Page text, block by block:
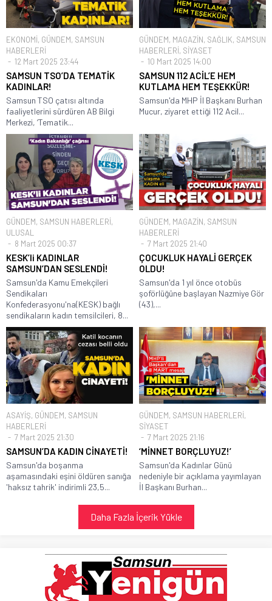
EKONOMİ, GÜNDEM, SAMSUN
HABERLERİ
12 Mart 2025 23:44
SAMSUN TSO’DA TEMATİK
KADINLAR!
Samsun TSO çatısı altında
faaliyetlerini sürdüren AB Bilgi
Merkezi, ‘Tematik...
GÜNDEM, MAGAZİN, SAĞLIK, SAMSUN
HABERLERİ, SİYASET
10 Mart 2025 14:00
SAMSUN 112 ACİL’E HEM
KUTLAMA HEM TEŞEKKÜR!
Samsun'da MHP İl Başkanı Burhan
Mucur, ziyaret ettiği 112 Acil...
GÜNDEM, SAMSUN HABERLERİ,
ULUSAL
8 Mart 2025 00:37
KESK’li KADINLAR
SAMSUN’DAN SESLENDİ!
Samsun'da Kamu Emekçileri
Sendikaları
Konfederasyonu'na(KESK) bağlı
sendikaların kadın temsilcileri, 8...
GÜNDEM, MAGAZİN, SAMSUN
HABERLERİ
7 Mart 2025 21:40
ÇOCUKLUK HAYALİ GERÇEK
OLDU!
Samsun'da 1 yıl önce otobüs
şoförlüğüne başlayan Nazmiye Gör
(43),...
ASAYİŞ, GÜNDEM, SAMSUN
HABERLERİ
7 Mart 2025 21:30
SAMSUN’DA KADIN CİNAYETİ!
Samsun'da boşanma
aşamasındaki eşini öldüren sanığa
'haksız tahrik' indirimli 23,5...
GÜNDEM, SAMSUN HABERLERİ,
SİYASET
7 Mart 2025 21:16
‘MİNNET BORÇLUYUZ!’
Samsun'da Kadınlar Günü
nedeniyle bir açıklama yayımlayan
İl Başkanı Burhan...
Daha Fazla İçerik Yükle